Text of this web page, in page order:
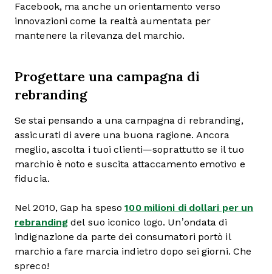
Facebook, ma anche un orientamento verso
innovazioni come la realtà aumentata per
mantenere la rilevanza del marchio.
Progettare una campagna di
rebranding
Se stai pensando a una campagna di rebranding,
assicurati di avere una buona ragione. Ancora
meglio, ascolta i tuoi clienti—soprattutto se il tuo
marchio è noto e suscita attaccamento emotivo e
fiducia.
Nel 2010, Gap ha speso100 milioni di dollari per un
rebranding del suo iconico logo. Un’ondata di
indignazione da parte dei consumatori portò il
marchio a fare marcia indietro dopo sei giorni. Che
spreco!